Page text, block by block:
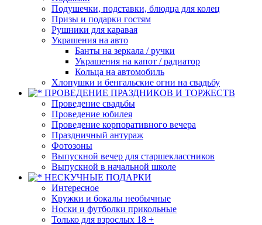
Подушечки, подставки, блюдца для колец
Призы и подарки гостям
Рушники для каравая
Украшения на авто
Банты на зеркала / ручки
Украшения на капот / радиатор
Кольца на автомобиль
Хлопушки и бенгальские огни на свадьбу
ПРОВЕДЕНИЕ ПРАЗДНИКОВ И ТОРЖЕСТВ
Проведение свадьбы
Проведение юбилея
Проведение корпоративного вечера
Праздничный антураж
Фотозоны
Выпускной вечер для старшеклассников
Выпускной в начальной школе
НЕСКУЧНЫЕ ПОДАРКИ
Интересное
Кружки и бокалы необычные
Носки и футболки прикольные
Только для взрослых 18 +